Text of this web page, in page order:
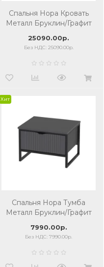
Спальня Нора Кровать
Металл Бруклин/Графит
25090.00р.
Без НДС: 25090.00р.
Хит
Спальня Нора Тумба
Металл Бруклин/Графит
7990.00р.
Без НДС: 7990.00р.